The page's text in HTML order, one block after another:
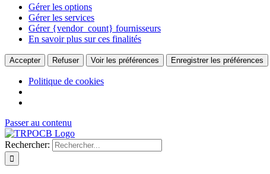
Gérer les options
Gérer les services
Gérer {vendor_count} fournisseurs
En savoir plus sur ces finalités
Accepter Refuser Voir les préférences Enregistrer les préférences
Politique de cookies
Passer au contenu
Rechercher: